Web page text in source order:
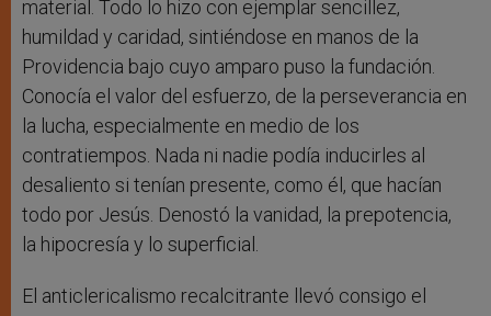
material. Todo lo hizo con ejemplar sencillez,
humildad y caridad, sintiéndose en manos de la
Providencia bajo cuyo amparo puso la fundación.
Conocía el valor del esfuerzo, de la perseverancia en
la lucha, especialmente en medio de los
contratiempos. Nada ni nadie podía inducirles al
desaliento si tenían presente, como él, que hacían
todo por Jesús. Denostó la vanidad, la prepotencia,
la hipocresía y lo superficial.
El anticlericalismo recalcitrante llevó consigo el